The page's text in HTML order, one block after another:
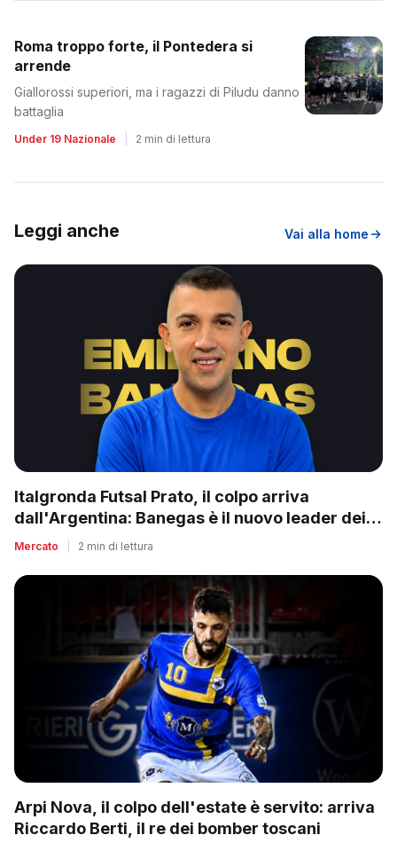
Roma troppo forte, il Pontedera si
arrende
Giallorossi superiori, ma i ragazzi di Piludu danno
battaglia
Under 19 Nazionale 2 min di lettura
Leggi anche Vai alla home
Italgronda Futsal Prato, il colpo arriva
dall'Argentina: Banegas è il nuovo leader dei
biancazzurri
Mercato 2 min di lettura
Arpi Nova, il colpo dell'estate è servito: arriva
Riccardo Berti, il re dei bomber toscani